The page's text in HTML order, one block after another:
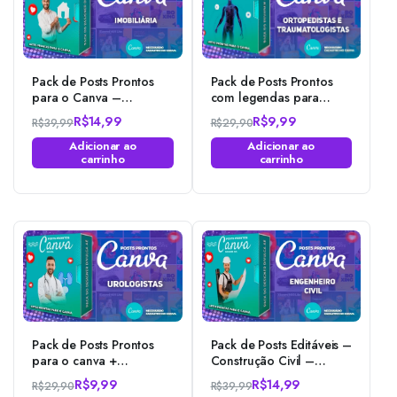
Pack de Posts Prontos
para o Canva –
Imobiliária – Corretora
de Imóveis + Legendas
Prontas
R$39,99
O
era:
R$14,99
O
é:
Adicionar ao
carrinho
Pack de Posts Prontos
com legendas para
Ortopedistas e Clínica
Ortopédica no Canva
R$29,90
O
era:
R$9,99
O
é:
Adicionar ao
carrinho
Pack de Posts Prontos
para o canva +
Legendas Prontas para
Urologistas – Nefrologia
R$29,90R$9,99
Pack de Posts Editáveis –
Construção Civil –
Engenheiro Civil –
Empreiteira no Canva
R$39,99R$14,99